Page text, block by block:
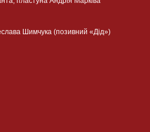
Шимчука (позивний «Дід»)